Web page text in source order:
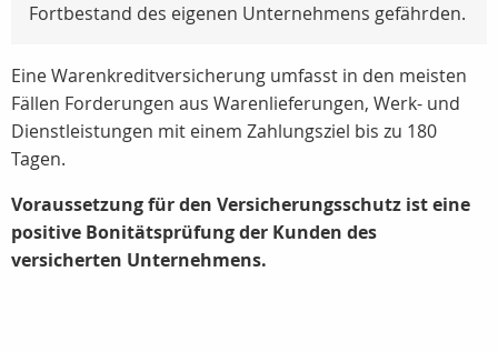
Fortbestand des eigenen Unternehmens gefährden.
Eine Warenkreditversicherung umfasst in den meisten
Fällen Forderungen aus Warenlieferungen, Werk- und
Dienstleistungen mit einem Zahlungsziel bis zu 180
Tagen.
Voraussetzung für den Versicherungsschutz ist eine
positive Bonitätsprüfung der Kunden des
versicherten Unternehmens.